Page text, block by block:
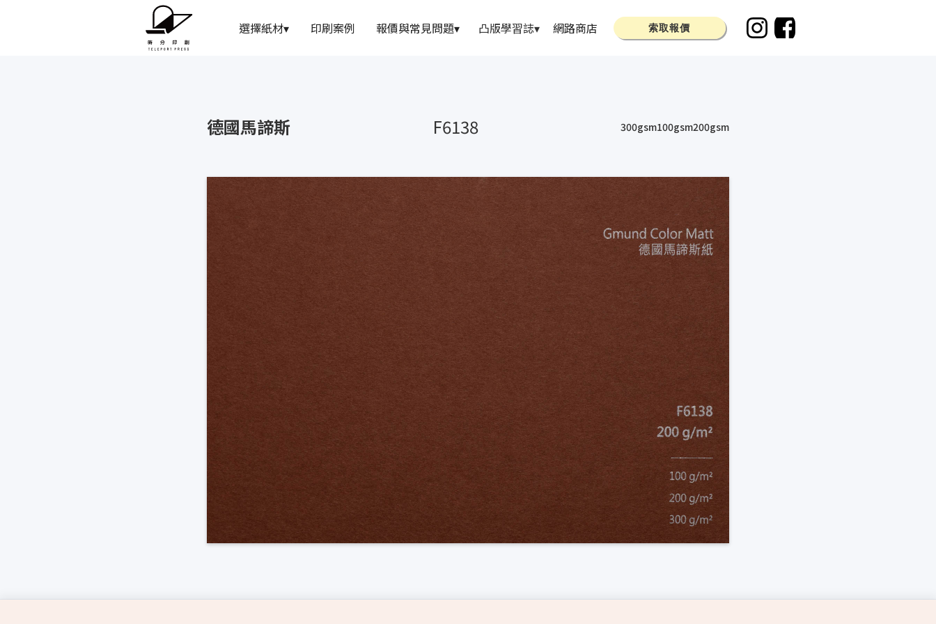
選擇紙材▾ 印刷案例 報價與常見問題▾ 凸版學習誌▾ 網路商店 索取報價
德國馬諦斯 F6138 300gsm100gsm200gsm